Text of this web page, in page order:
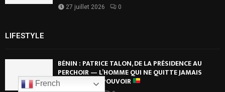
27 juillet 2026 0
LIFESTYLE
BÉNIN : PATRICE TALON, DE LA PRÉSIDENCE AU
PERCHOIR — L’HOMME QUI NE QUITTE JAMAIS
VRAIMENT LE POUVOIR
French